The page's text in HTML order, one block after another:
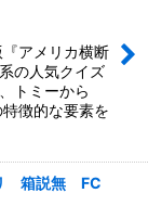
アメリカ横断
の人気クイズ
トミーから
徴的な要素を
箱説無 FC